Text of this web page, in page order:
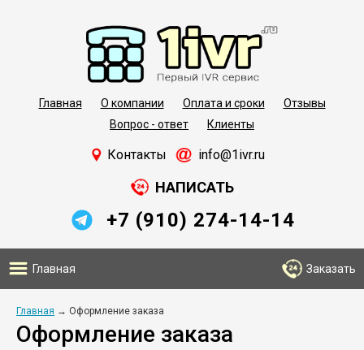
Главная О компании Оплата и сроки
Отзывы
Вопрос - ответ
Клиенты
Контакты info@1ivr.ru
НАПИСАТЬ
+7 (910) 274-14-14
Главная Заказать
Главная → Оформление заказа
Оформление заказа